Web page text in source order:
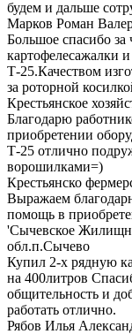
будем и дальше
Марков Роман
Большое спасибо
картофелесажалки
Т-25.Качеством
за роторной
Крестьянское
Благодарю
приобретении
Т-25 отлично
ворошилками=)
Крестьянско
Выражаем
помощь в
'Сычевское
обл.п.Сычево
Купил 2-х рядную
на 400литров
общительность и
работать отлично.
Рябов Илья